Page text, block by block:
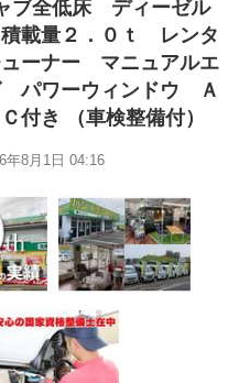
ブ全低床 ディーゼル
載量２．０ｔ レンタ
ーナー マニュアルエ
パワーウィンドウ Ａ
き （車検整備付）
年8月1日 04:16